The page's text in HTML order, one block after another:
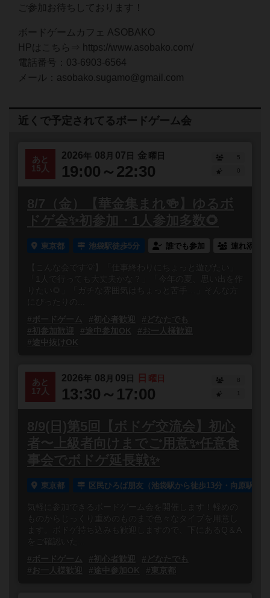
ご参加お待ちしております！
ボードゲームカフェ ASOBAKO
HPはこちら⇒ https://www.asobako.com/
電話番号：03-6903-6564
メール：asobako.sugamo@gmail.com
近くで予定されてるボードゲーム会
あと
15人
2026年 08 月 07 日 金曜日
19:00～22:30
5
8/7（金）【華金集まれ🍻】ゆるボ
ドゲ会✨初参加・1人参加多数🌻
東京都 池袋駅徒歩5分 誰でも参加 連れ添い
【こんな会です💡】「仕事終わりにちょっと遊びたい」
「1人で行っても大丈夫かな？」「今年の夏、思い出を作
りたい🌻」「ガチな雰囲気はちょっと苦手…」そんな方
#ボードゲーム
#初心者歓迎
#どなたでも
#初参加歓迎
#途中参加OK
#お一人様歓迎
#途中抜けOK
あと
17人
2026年 08 月 09 日 日 曜日
13:30～17:00
8
1
8/9(日)第5回【ボドゲ交流会】初心
者〜上級者向けまでご用意✨任意食
事会でボドゲ延長戦✨
東京都 区民ひろば朋友（池袋駅から徒歩13分・向原駅か
気軽に参加できるボードゲーム会を開催します！軽めの
ものからじっくり重めのものまで色々なタイプを用意し
ます。ボドゲ持ち込みも歓迎しますので、下にあるQ＆A
#ボードゲーム
#初心者歓迎
#どなたでも
#お一人様歓迎
#途中参加OK #東京都